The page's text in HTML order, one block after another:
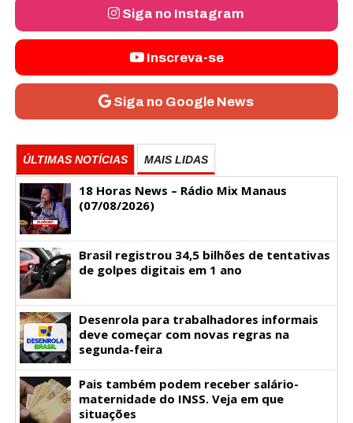
Siga no Instagram
Inscreva-se
Siga no Google News
ÚLTIMAS NOTÍCIAS MAIS LIDAS
18 Horas News​​​​​​​​​​​​ – Rádio Mix Manaus
(07/08/2026)
Brasil registrou 34,5 bilhões de tentativas
de golpes digitais em 1 ano
Desenrola para trabalhadores informais
deve começar com novas regras na
segunda-feira
Pais também podem receber salário-
maternidade do INSS. Veja em que
situações